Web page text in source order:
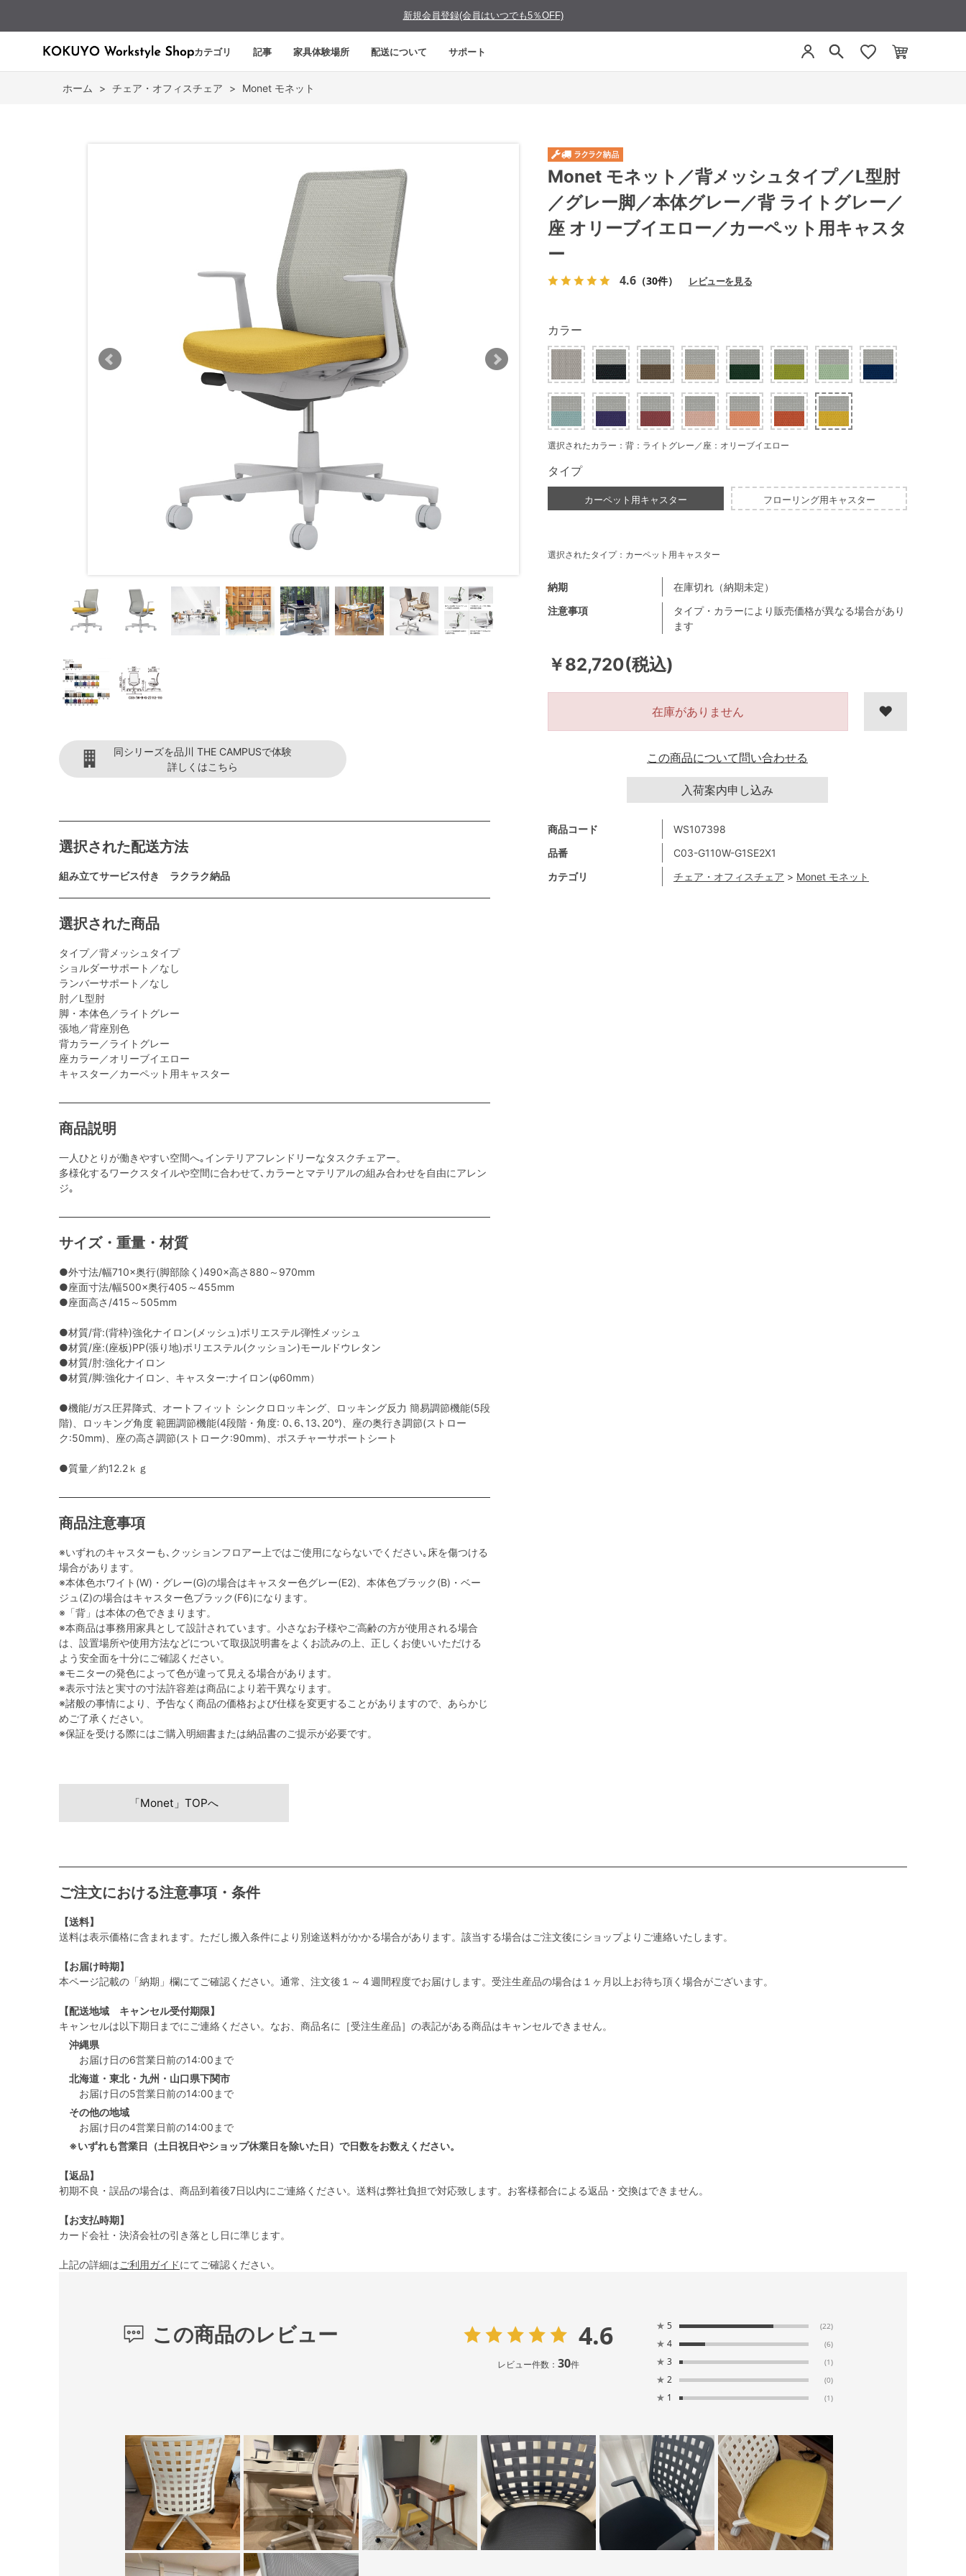
新規会員登録(会員はいつでも5％OFF)
カテゴリ 記事 家具体験場所 配送について サポート
ホーム > チェア・オフィスチェア > Monet モネット
同シリーズを品川 THE CAMPUSで体験
詳しくはこちら
選択された配送方法
組み立てサービス付き ラクラク納品
選択された商品
タイプ／背メッシュタイプ
ショルダーサポート／なし
ランバーサポート／なし
肘／L型肘
脚・本体色／ライトグレー
張地／背座別色
背カラー／ライトグレー
座カラー／オリーブイエロー
キャスター／カーペット用キャスター
商品説明
一人ひとりが働きやすい空間へ｡インテリアフレンドリーなタスクチェアー。
多様化するワークスタイルや空間に合わせて､カラーとマテリアルの組み合わせを自由にアレン
ジ｡
サイズ・重量・材質
●外寸法/幅710×奥行(脚部除く)490×高さ880～970mm
●座面寸法/幅500×奥行405～455mm
●座面高さ/415～505mm
●材質/背:(背枠)強化ナイロン(メッシュ)ポリエステル弾性メッシュ
●材質/座:(座板)PP(張り地)ポリエステル(クッション)モールドウレタン
●材質/肘:強化ナイロン
●材質/脚:強化ナイロン、キャスター:ナイロン(φ60mm）
●機能/ガス圧昇降式、オートフィット シンクロロッキング、ロッキング反力 簡易調節機能(5段
階)、ロッキング角度 範囲調節機能(4段階・角度: 0､6､13､20°)、座の奥行き調節(ストロー
ク:50mm)、座の高さ調節(ストローク:90mm)、ポスチャーサポートシート
●質量／約12.2ｋｇ
商品注意事項
※いずれのキャスターも､クッションフロアー上ではご使用にならないでください｡床を傷つける
場合があります。
※本体色ホワイト(W)・グレー(G)の場合はキャスター色グレー(E2)、本体色ブラック(B)・ベー
ジュ(Z)の場合はキャスター色ブラック(F6)になります。
※「背」は本体の色できまります。
※本商品は事務用家具として設計されています。小さなお子様やご高齢の方が使用される場合
は、設置場所や使用方法などについて取扱説明書をよくお読みの上、正しくお使いいただける
よう安全面を十分にご確認ください。
※モニターの発色によって色が違って見える場合があります。
※表示寸法と実寸の寸法許容差は商品により若干異なります。
※諸般の事情により、予告なく商品の価格および仕様を変更することがありますので、あらかじ
めご了承ください。
※保証を受ける際にはご購入明細書または納品書のご提示が必要です。
Monet モネット／背メッシュタイプ／L型肘
／グレー脚／本体グレー／背 ライトグレー／
座 オリーブイエロー／カーペット用キャスタ
ー
4.6 （30件） レビューを見る
￥82,720(税込)
商品コード
WS107398
品番
C03-G110W-G1SE2X1
カテゴリ
チェア・オフィスチェア > Monet モネット
注意事項
タイプ・カラーにより販売価格が異なる場合があり
ます
納期 在庫切れ（納期未定）
カラー
選択されたカラー：背：ライトグレー／座：オリーブイエロー
タイプ
カーペット用キャスター フローリング用キャスター
選択されたタイプ：カーペット用キャスター
在庫がありません
入荷案内申し込み
この商品について問い合わせる
「Monet」TOPへ
ご注文における注意事項・条件
【送料】
送料は表示価格に含まれます。ただし搬入条件により別途送料がかかる場合があります。該当する場合はご注文後にショップよりご連絡いたします。
【お届け時期】
本ページ記載の「納期」欄にてご確認ください。通常、注文後１～４週間程度でお届けします。受注生産品の場合は１ヶ月以上お待ち頂く場合がございます。
【配送地域 キャンセル受付期限】
キャンセルは以下期日までにご連絡ください。なお、商品名に［受注生産品］の表記がある商品はキャンセルできません。
沖縄県
お届け日の6営業日前の14:00まで
北海道・東北・九州・山口県下関市
お届け日の5営業日前の14:00まで
その他の地域
お届け日の4営業日前の14:00まで
※いずれも営業日（土日祝日やショップ休業日を除いた日）で日数をお数えください。
【返品】
初期不良・誤品の場合は、商品到着後7日以内にご連絡ください。送料は弊社負担で対応致します。お客様都合による返品・交換はできません。
【お支払時期】
カード会社・決済会社の引き落とし日に準じます。
上記の詳細はご利用ガイドにてご確認ください。
この商品のレビュー 4.6
レビュー件数： 30件
★ 5 (22)
★ 4 (6)
★ 3 (1)
★ 2 (0)
★ 1 (1)